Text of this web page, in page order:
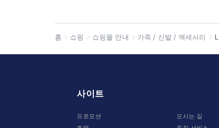
홈 쇼핑 쇼핑몰 안내 가죽 / 신발 / 액세서리
사이트
프로모션
오시는 길